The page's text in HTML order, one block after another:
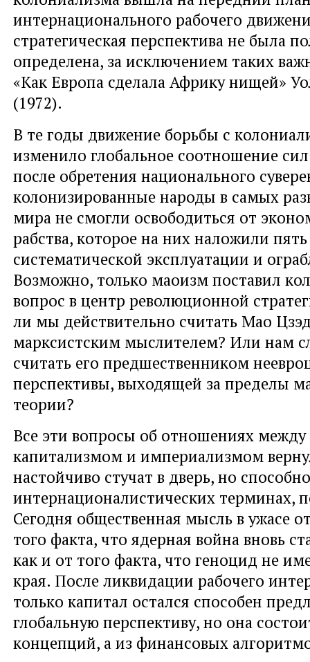
интернационального рабочего
стратегическая перспектива не была
определена, за исключением таких
«Как Европа сделала Африку нищей»
(1972).
В те годы движение борьбы с
изменило глобальное соотношение
после обретения национального
колонизированные народы в самых
мира не смогли освободиться от
рабства, которое на них наложили
систематической эксплуатации и
Возможно, только маоизм поставил
вопрос в центр революционной
ли мы действительно считать Мао
марксистским мыслителем? Или нам
считать его предшественником
перспективы, выходящей за пределы
теории?
Все эти вопросы об отношениях
капитализмом и империализмом
настойчиво стучат в дверь, но
интернационалистических терминах,
Сегодня общественная мысль в ужасе
того факта, что ядерная война вновь
как и от того факта, что геноцид не
края. После ликвидации рабочего
только капитал остался способен
глобальную перспективу, но она
концепций, а из финансовых